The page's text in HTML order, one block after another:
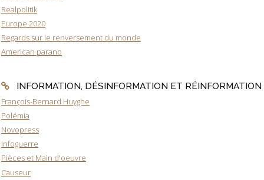
Realpolitik
Europe 2020
Regards sur le renversement du monde
American parano
INFORMATION, DÉSINFORMATION ET RÉINFORMATION
François-Bernard Huyghe
Polémia
Novopress
Infoguerre
Pièces et Main d'oeuvre
Causeur